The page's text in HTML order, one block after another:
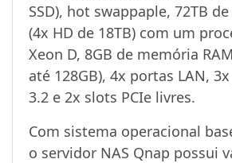
SSD), hot swappaple, 72TB
(4x HD de 18TB) com um
Xeon D, 8GB de memória
até 128GB), 4x portas LAN,
3.2 e 2x slots PCIe livres.
Com sistema operacional
o servidor NAS Qnap possui